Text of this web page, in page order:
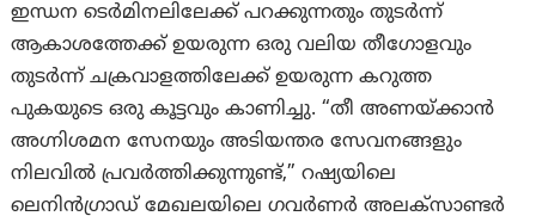
ഇന്ധന ടെർമിനലിലേക്ക് പറക്കുന്നതും തുടർന്ന്
ആകാശത്തേക്ക് ഉയരുന്ന ഒരു വലിയ തീഗോളവും
തുടർന്ന് ചക്രവാളത്തിലേക്ക് ഉയരുന്ന കറുത്ത
പുകയുടെ ഒരു കൂട്ടവും കാണിച്ചു. “തീ അണയ്ക്കാൻ
അഗ്നിശമന സേനയും അടിയന്തര സേവനങ്ങളും
നിലവിൽ പ്രവർത്തിക്കുന്നുണ്ട്,” റഷ്യയിലെ
ലെനിൻഗ്രാഡ് മേഖലയിലെ ഗവർണർ അലക്സാണ്ടർ